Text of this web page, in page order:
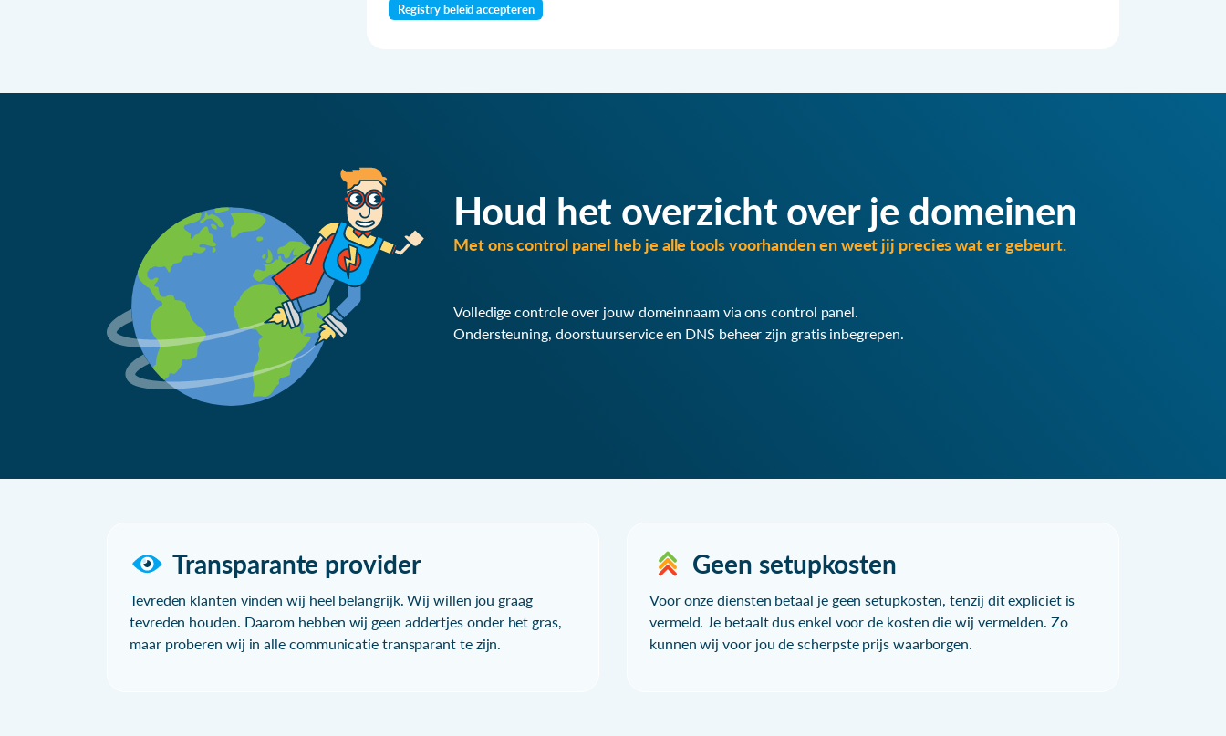
Registry beleid accepteren
Houd het overzicht over je domeinen
Met ons control panel heb je alle tools voorhanden en weet jij precies wat er gebeurt.
Volledige controle over jouw domeinnaam via ons control panel.
Ondersteuning, doorstuurservice en DNS beheer zijn gratis inbegrepen.
Transparante provider
Tevreden klanten vinden wij heel belangrijk. Wij willen jou graag
tevreden houden. Daarom hebben wij geen addertjes onder het gras,
maar proberen wij in alle communicatie transparant te zijn.
Geen setupkosten
Voor onze diensten betaal je geen setupkosten, tenzij dit expliciet is
vermeld. Je betaalt dus enkel voor de kosten die wij vermelden. Zo
kunnen wij voor jou de scherpste prijs waarborgen.